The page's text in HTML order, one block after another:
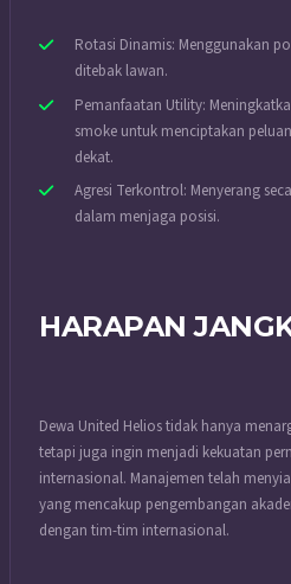
Rotasi Dinamis: Menggunakan
ditebak lawan.
Pemanfaatan Utility:
smoke untuk menciptakan
dekat.
Agresi Terkontrol: Menyerang
dalam menjaga posisi.
HARAPAN
Dewa United Helios tidak hanya
tetapi juga ingin menjadi kekuatan
internasional. Manajemen telah
yang mencakup pengembangan
dengan tim-tim internasional.